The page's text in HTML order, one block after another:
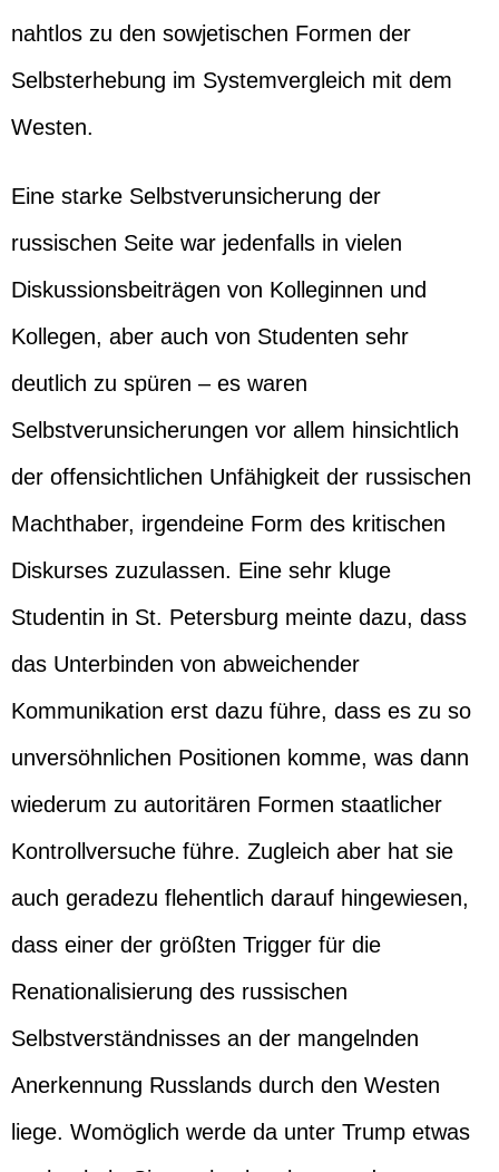
nahtlos zu den sowjetischen Formen der
Selbsterhebung im Systemvergleich mit dem
Westen.
Eine starke Selbstverunsicherung der
russischen Seite war jedenfalls in vielen
Diskussionsbeiträgen von Kolleginnen und
Kollegen, aber auch von Studenten sehr
deutlich zu spüren – es waren
Selbstverunsicherungen vor allem hinsichtlich
der offensichtlichen Unfähigkeit der russischen
Machthaber, irgendeine Form des kritischen
Diskurses zuzulassen. Eine sehr kluge
Studentin in St. Petersburg meinte dazu, dass
das Unterbinden von abweichender
Kommunikation erst dazu führe, dass es zu so
unversöhnlichen Positionen komme, was dann
wiederum zu autoritären Formen staatlicher
Kontrollversuche führe. Zugleich aber hat sie
auch geradezu flehentlich darauf hingewiesen,
dass einer der größten Trigger für die
Renationalisierung des russischen
Selbstverständnisses an der mangelnden
Anerkennung Russlands durch den Westen
liege. Womöglich werde da unter Trump etwas